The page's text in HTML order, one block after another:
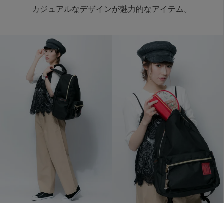
カジュアルなデザインが魅力的なアイテム。